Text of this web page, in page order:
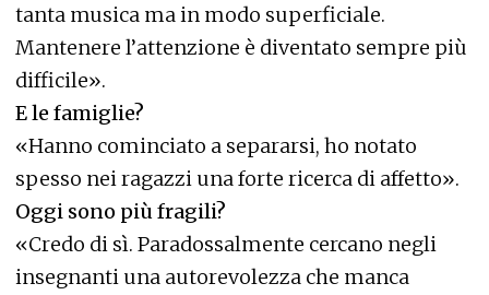
tanta musica ma in modo superficiale.
Mantenere l’attenzione è diventato sempre più
difficile».
E le famiglie?
«Hanno cominciato a separarsi, ho notato
spesso nei ragazzi una forte ricerca di affetto».
Oggi sono più fragili?
«Credo di sì. Paradossalmente cercano negli
insegnanti una autorevolezza che manca